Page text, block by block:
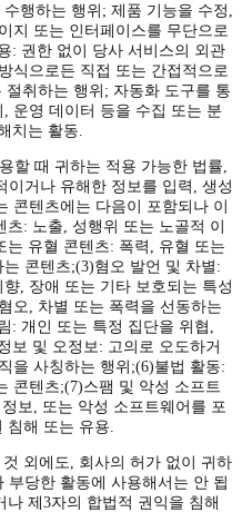
행하는 행위; 제품 기능을 수정,
지 또는 인터페이스를 무단으로
: 권한 없이 당사 서비스의 외관
식으로든 직접 또는 간접적으로
취하는 행위; 자동화 도구를 통
운영 데이터 등을 수집 또는 분
치는 활동.
할 때 귀하는 적용 가능한 법률,
이거나 유해한 정보를 입력, 생성
콘텐츠에는 다음이 포함되나 이
: 노출, 성행위 또는 노골적 이
는 유혈 콘텐츠: 폭력, 유혈 또는
콘텐츠;(3)혐오 발언 및 차별:
, 장애 또는 기타 보호되는 특성
오, 차별 또는 폭력을 선동하는
: 개인 또는 특정 집단을 위협,
보 및 오정보: 고의로 오도하거
을 사칭하는 행위;(6)불법 활동:
콘텐츠;(7)스팸 및 악성 소프트
보, 또는 악성 소프트웨어를 포
해 또는 유용.
외에도, 회사의 허가 없이 귀하
부당한 활동에 사용해서는 안 됩
제3자의 합법적 권익을 침해